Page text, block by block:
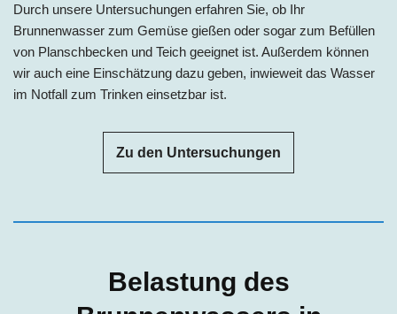
Durch unsere Untersuchungen erfahren Sie, ob Ihr
Brunnenwasser zum Gemüse gießen oder sogar zum Befüllen
von Planschbecken und Teich geeignet ist. Außerdem können
wir auch eine Einschätzung dazu geben, inwieweit das Wasser
im Notfall zum Trinken einsetzbar ist.
Zu den Untersuchungen
Belastung des